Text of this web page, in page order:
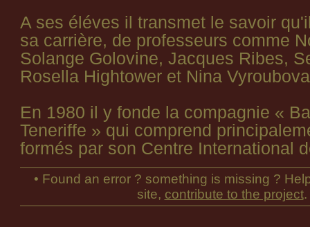
A ses éléves il transmet le savoir
sa carrière, de professeurs comme
Solange Golovine, Jacques Ribes,
Rosella Hightower et Nina
En 1980 il y fonde la compagnie «
Teneriffe » qui comprend
formés par son Centre International
• Found an error ? something is missing ?
site, contribute to the project.